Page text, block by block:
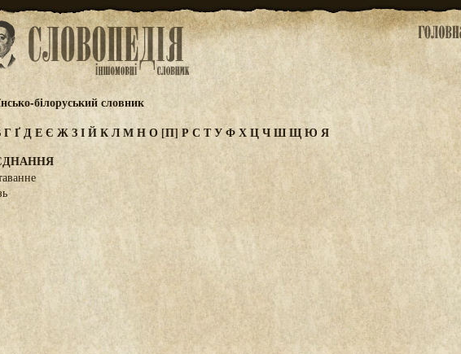
білоруський словник
ГҐДЕЄ ЖЗІЙКЛМНО[П] РС ТУФХЦЧШЩЮ Я